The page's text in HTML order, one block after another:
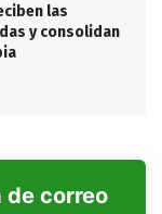
las
y consolidan
de correo